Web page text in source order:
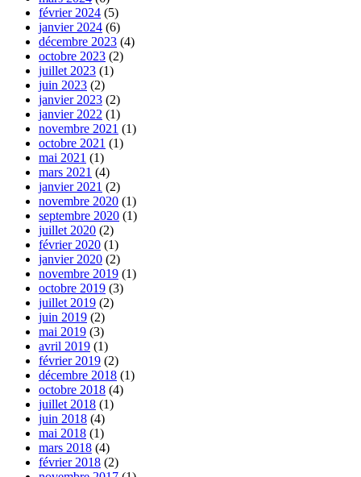
février 2024 (5)
janvier 2024 (6)
décembre 2023 (4)
octobre 2023 (2)
juillet 2023 (1)
juin 2023 (2)
janvier 2023 (2)
janvier 2022 (1)
novembre 2021 (1)
octobre 2021 (1)
mai 2021 (1)
mars 2021 (4)
janvier 2021 (2)
novembre 2020 (1)
septembre 2020 (1)
juillet 2020 (2)
février 2020 (1)
janvier 2020 (2)
novembre 2019 (1)
octobre 2019 (3)
juillet 2019 (2)
juin 2019 (2)
mai 2019 (3)
avril 2019 (1)
février 2019 (2)
décembre 2018 (1)
octobre 2018 (4)
juillet 2018 (1)
juin 2018 (4)
mai 2018 (1)
mars 2018 (4)
février 2018 (2)